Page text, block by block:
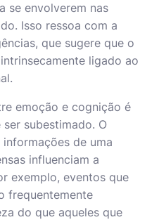
se envolverem nas
Isso ressoa com a
que sugere que o
ligado ao
emoção e cognição é
subestimado. O
de uma
influenciam a
exemplo, eventos que
frequentemente
do que aqueles que